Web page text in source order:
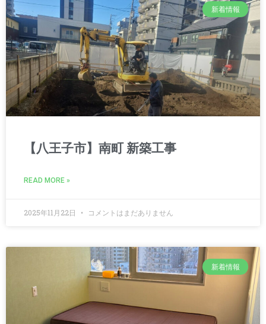
新着情報
【八王子市】南町 新築工事
READ MORE »
2025年11月22日 コメントはまだありません
新着情報